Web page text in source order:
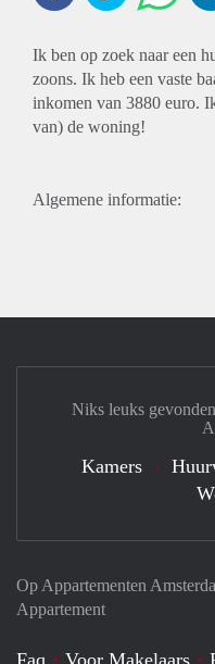
Ik ben op zoek naar een
zoons. Ik heb een vaste
inkomen van 3880 euro.
van) de woning!
Algemene informatie:
Op Appartementen
Appartement
Faq Voor Makelaars
Niks leuks
Kamers